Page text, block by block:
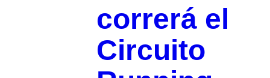
correrá el
Circuito